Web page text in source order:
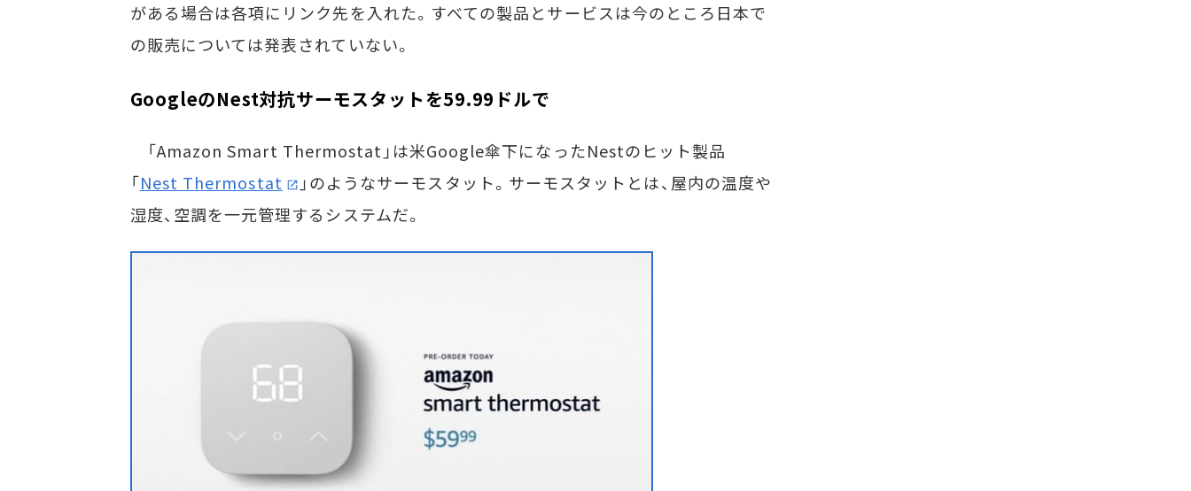
がある場合は各項にリンク先を入れた。すべての製品とサービスは今のところ日本で
の販売については発表されていない。
GoogleのNest対抗サーモスタットを59.99ドルで
「Amazon Smart Thermostat」は米Google傘下になったNestのヒット製品
「Nest Thermostat
」のようなサーモスタット。サーモスタットとは、屋内の温度や
湿度、空調を一元管理するシステムだ。